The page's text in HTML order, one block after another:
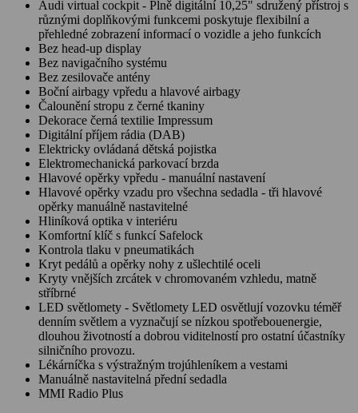
Audi virtual cockpit - Plně digitální 10,25" sdružený přístroj s
různými doplňkovými funkcemi poskytuje flexibilní a
přehledné zobrazení informací o vozidle a jeho funkcích
Bez head-up display
Bez navigačního systému
Bez zesilovače antény
Boční airbagy vpředu a hlavové airbagy
Čalounění stropu z černé tkaniny
Dekorace černá textilie Impressum
Digitální příjem rádia (DAB)
Elektricky ovládaná dětská pojistka
Elektromechanická parkovací brzda
Hlavové opěrky vpředu - manuální nastavení
Hlavové opěrky vzadu pro všechna sedadla - tři hlavové
opěrky manuálně nastavitelné
Hliníková optika v interiéru
Komfortní klíč s funkcí Safelock
Kontrola tlaku v pneumatikách
Kryt pedálů a opěrky nohy z ušlechtilé oceli
Kryty vnějších zrcátek v chromovaném vzhledu, matně
stříbrné
LED světlomety - Světlomety LED osvětlují vozovku téměř
denním světlem a vyznačují se nízkou spotřebouenergie,
dlouhou životností a dobrou viditelností pro ostatní účastníky
silničního provozu.
Lékárníčka s výstražným trojúhleníkem a vestami
Manuálně nastavitelná přední sedadla
MMI Radio Plus